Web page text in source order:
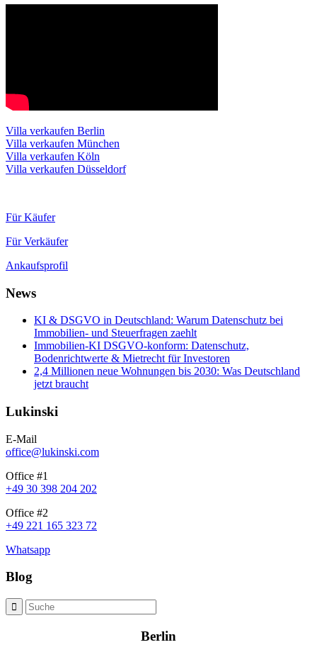
Villa verkaufen Berlin
Villa verkaufen München
Villa verkaufen Köln
Villa verkaufen Düsseldorf
Für Käufer
Für Verkäufer
Ankaufsprofil
News
KI & DSGVO in Deutschland: Warum Datenschutz bei
Immobilien- und Steuerfragen zaehlt
Immobilien-KI DSGVO-konform: Datenschutz,
Bodenrichtwerte & Mietrecht für Investoren
2,4 Millionen neue Wohnungen bis 2030: Was Deutschland
jetzt braucht
Lukinski
E-Mail
office@lukinski.com
Office #1
+49 30 398 204 202
Office #2
+49 221 165 323 72
Whatsapp
Blog
Berlin